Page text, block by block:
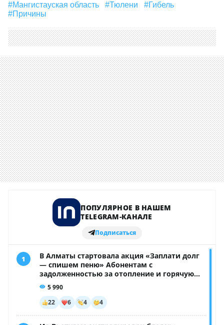
#Мангистауская область #тюлени
#гибель
#причины